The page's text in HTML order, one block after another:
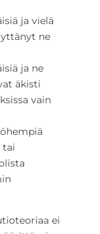
ja vielä
ne
ja ne
äkisti
vain
tai
ei